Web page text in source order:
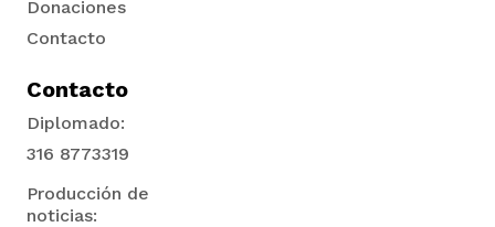
Donaciones
Contacto
Contacto
Diplomado:
316 8773319
Producción de
noticias: